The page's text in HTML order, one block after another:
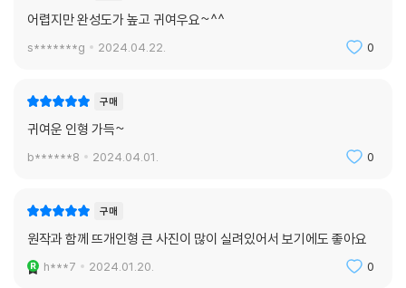
어렵지만 완성도가 높고 귀여우요~^^
s*******g 2024.04.22. 0
구매
귀여운 인형 가득~
b******8 2024.04.01. 0
구매
원작과 함께 뜨개인형 큰 사진이 많이 실려있어서 보기에도 좋아요
h***7 2024.01.20. 0